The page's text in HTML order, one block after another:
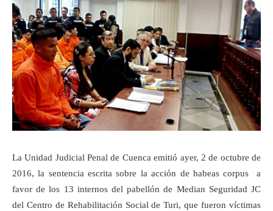
La Unidad Judicial Penal de Cuenca emitió ayer, 2 de octubre de
2016, la sentencia escrita sobre la acción de habeas corpus a
favor de los 13 internos del pabellón de Median Seguridad JC
del Centro de Rehabilitación Social de Turi, que fueron víctimas